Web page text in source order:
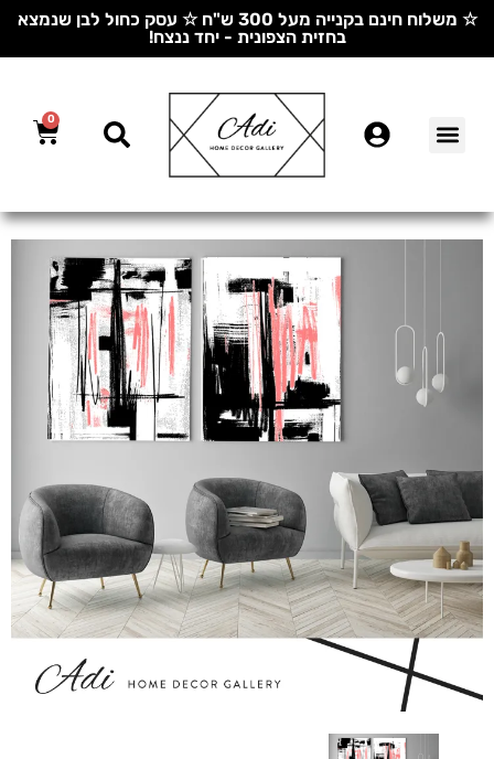
☆ משלוח חינם בקנייה מעל 300 ש"ח ☆ עסק כחול לבן שנמצא
בחזית הצפונית - יחד ננצח!
0